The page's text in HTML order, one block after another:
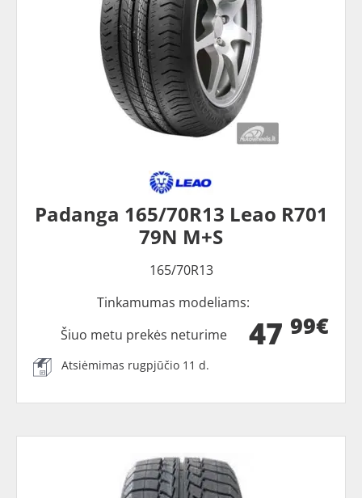
Padanga 165/70R13 Leao R701
79N M+S
165/70R13
Tinkamumas modeliams:
47 99€
Šiuo metu prekės neturime
Atsiėmimas rugpjūčio 11 d.